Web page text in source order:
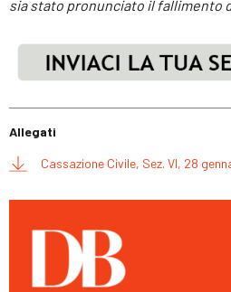
sia stato pronunciato il fallimento
Allegati
Cassazione Civile, Sez. VI, 28